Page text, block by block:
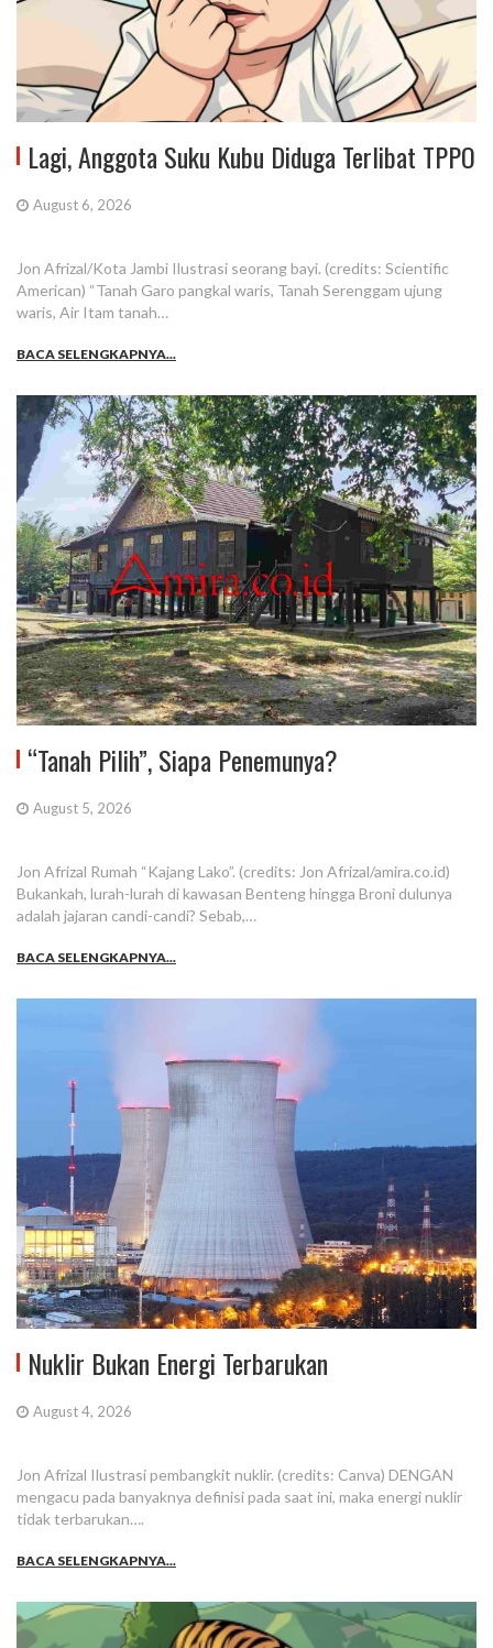
Lagi, Anggota Suku Kubu Diduga Terlibat TPPO
August 6, 2026
Jon Afrizal/Kota Jambi Ilustrasi seorang bayi. (credits: Scientific
American) “Tanah Garo pangkal waris, Tanah Serenggam ujung
waris, Air Itam tanah…
BACA SELENGKAPNYA...
“Tanah Pilih”, Siapa Penemunya?
August 5, 2026
Jon Afrizal Rumah “Kajang Lako”. (credits: Jon Afrizal/amira.co.id)
Bukankah, lurah-lurah di kawasan Benteng hingga Broni dulunya
adalah jajaran candi-candi? Sebab,…
BACA SELENGKAPNYA...
Nuklir Bukan Energi Terbarukan
August 4, 2026
Jon Afrizal Ilustrasi pembangkit nuklir. (credits: Canva) DENGAN
mengacu pada banyaknya definisi pada saat ini, maka energi nuklir
tidak terbarukan….
BACA SELENGKAPNYA...